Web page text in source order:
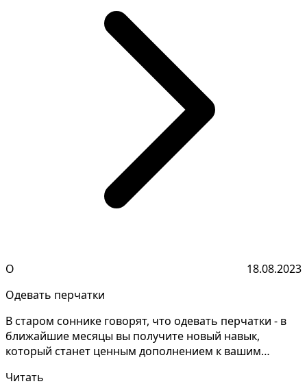
О
18.08.2023
Одевать перчатки
В старом соннике говорят, что одевать перчатки - в
ближайшие месяцы вы получите новый навык,
который станет ценным дополнением к вашим
Читать